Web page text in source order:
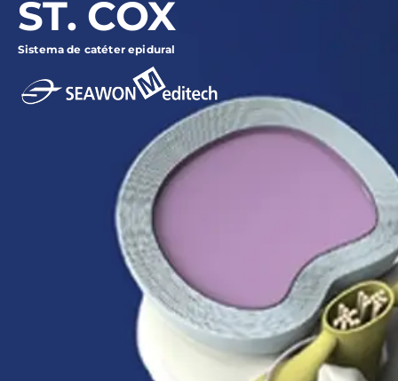
ST. COX
Sistema de catéter epidural